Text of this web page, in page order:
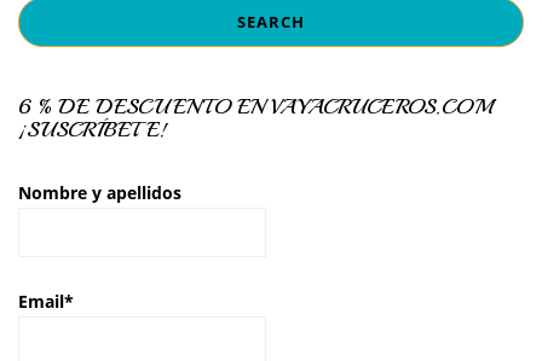
6 % DE DESCUENTO EN VAYACRUCEROS.COM
¡SUSCRÍBETE!
Nombre y apellidos
Email*